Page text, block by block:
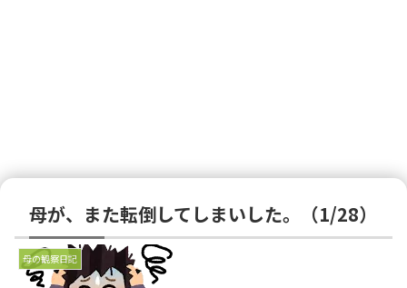
母が、また転倒してしまいした。（1/28）
母の観察日記